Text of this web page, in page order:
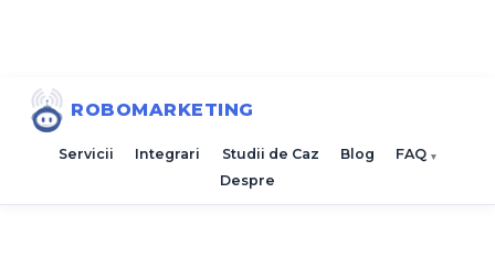
ROBOMARKETING
Servicii Integrari Studii de Caz Blog
FAQ
Despre